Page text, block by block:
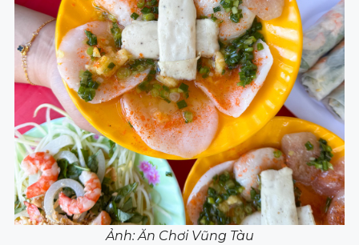
Ảnh: Ăn Chơi Vũng Tàu